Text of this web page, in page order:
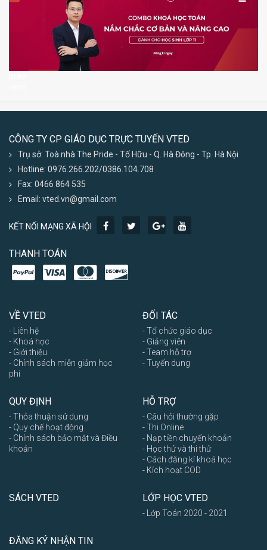
CÔNG TY CP GIÁO DỤC TRỰC TUYẾN VTED
Trụ sở: Toà nhà The Pride - Tố Hữu - Q. Hà Đông - Tp. Hà Nội
Hotline: 0976.266.202/0386.104.708
Fax: 0466 864 535
Email: vted.vn@gmail.com
KẾT NỐI MẠNG XÃ HỘI
THANH TOÁN
VỀ VTED
- Liên hệ
- Khoá học
- Giới thiệu
- Chính sách miễn giảm học
phí
ĐỐI TÁC
- Tổ chức giáo dục
- Giảng viên
- Team hỗ trợ
- Tuyển dụng
QUY ĐỊNH
- Thỏa thuận sử dụng
- Quy chế hoạt động
- Chính sách bảo mật và Điều
khoản
HỖ TRỢ
- Câu hỏi thường gặp
- Thi Online
- Nạp tiền chuyển khoản
- Học thử và thi thử
- Cách đăng kí khoá học
- Kích hoạt COD
SÁCH VTED LỚP HỌC VTED
- Lớp Toán 2020 - 2021
ĐĂNG KÝ NHẬN TIN